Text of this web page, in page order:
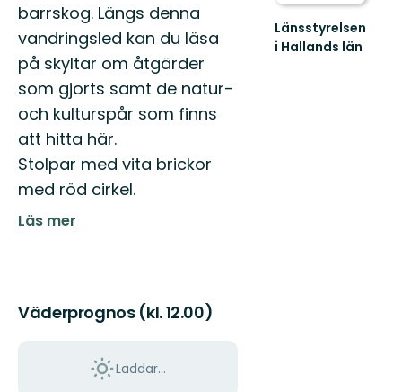
barrskog. Längs denna
vandringsled kan du läsa
på skyltar om åtgärder
som gjorts samt de natur-
och kulturspår som finns
att hitta här.
Stolpar med vita brickor
med röd cirkel.
Läs mer
Väderprognos (kl. 12.00)
Laddar...
Länsstyrelsen
i Hallands län